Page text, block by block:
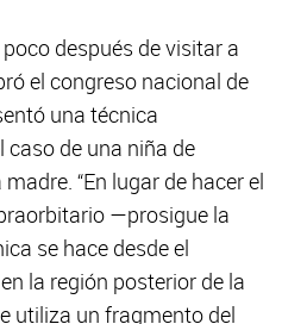
después de visitar a
el congreso nacional de
una técnica
de una niña de
“En lugar de hacer el
—prosigue la
se hace desde el
la región posterior de la
utiliza un fragmento del